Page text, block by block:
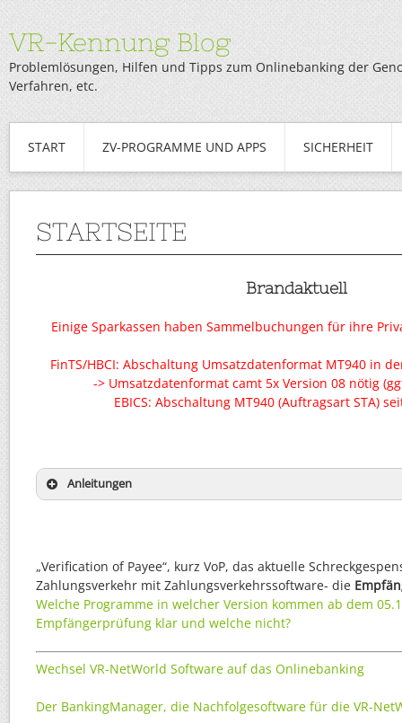
VR-Kennung Blog
Problemlösungen, Hilfen und Tipps zum Onlinebanking der
Verfahren, etc.
START ZV-PROGRAMME UND APPS SICHERHEIT
STARTSEITE
Brandaktuell
Einige Sparkassen haben Sammelbuchungen für ihre
FinTS/HBCI: Abschaltung Umsatzdatenformat MT940 in
-> Umsatzdatenformat camt 5x Version 08 nötig
EBICS: Abschaltung MT940 (Auftragsart STA)
Anleitungen
„Verification of Payee“, kurz VoP, das aktuelle
Zahlungsverkehr mit Zahlungsverkehrssoftware- die
Welche Programme in welcher Version kommen ab dem
Empfängerprüfung klar und welche nicht?
Wechsel VR-NetWorld Software auf das Onlinebanking
Der BankingManager, die Nachfolgesoftware für die VR-